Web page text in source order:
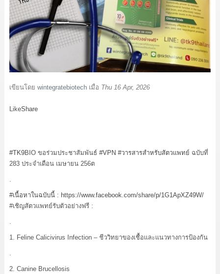
เขียนโดย wintegratebiotechเมื่อ Thu 16 Apr, 2026
LikeShare
#TK9BIO ขอร่วมประชาสัมพันธ์ #VPN #วารสารสำหรับสัตวแพทย์ ฉบับที่
283 ประจำเดือน เมษายน 256ต
.
#เนื้อหาในฉบับนี้: https://www.facebook.com/share/p/1G1ApXZ49W/
#เชิญสัตวแพทย์รับตัวอย่างฟรี :
.
1. Feline Calicivirus Infection – ชีววิทยาของเชื้อและแนวทางการป้องกัน
.
2. Canine Brucellosis